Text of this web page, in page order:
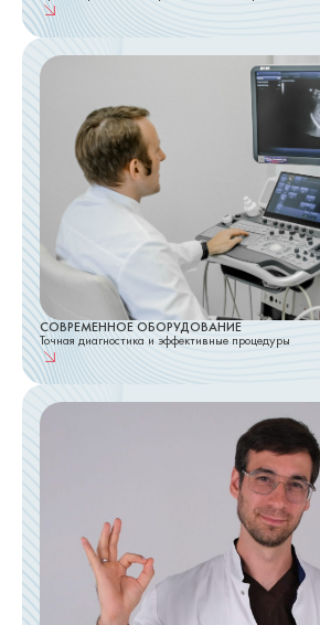
СОВРЕМЕННОЕ ОБОРУДОВАНИЕ
Точная диагностика и эффективные процедуры